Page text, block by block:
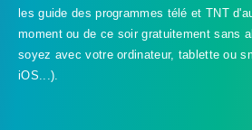
les guide des programmes télé et TNT
moment ou de ce soir gratuitement sans
soyez avec votre ordinateur, tablette ou
iOS...).
TVProgramme
TVProgramme utilise des Cookies